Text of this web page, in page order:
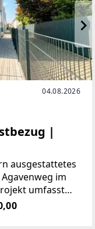
04.08.2026
|
ausgestattetes
im
umfasst
durch eine
Architektur.Das